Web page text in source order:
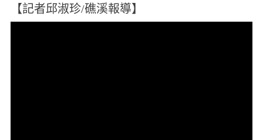
【記者邱淑珍/礁溪報導】